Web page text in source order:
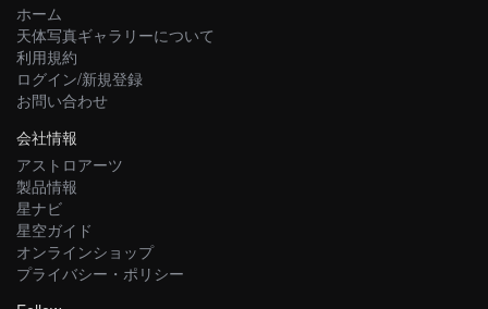
ホーム
天体写真ギャラリーについて
利用規約
ログイン/新規登録
お問い合わせ
会社情報
アストロアーツ
製品情報
星ナビ
星空ガイド
オンラインショップ
プライバシー・ポリシー